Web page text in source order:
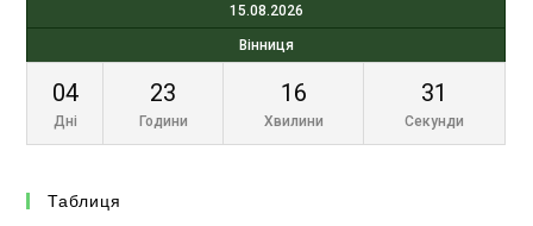
15.08.2026
Вінниця
04
Дні
23
Години
16
Хвилини
31
Секунди
Таблиця